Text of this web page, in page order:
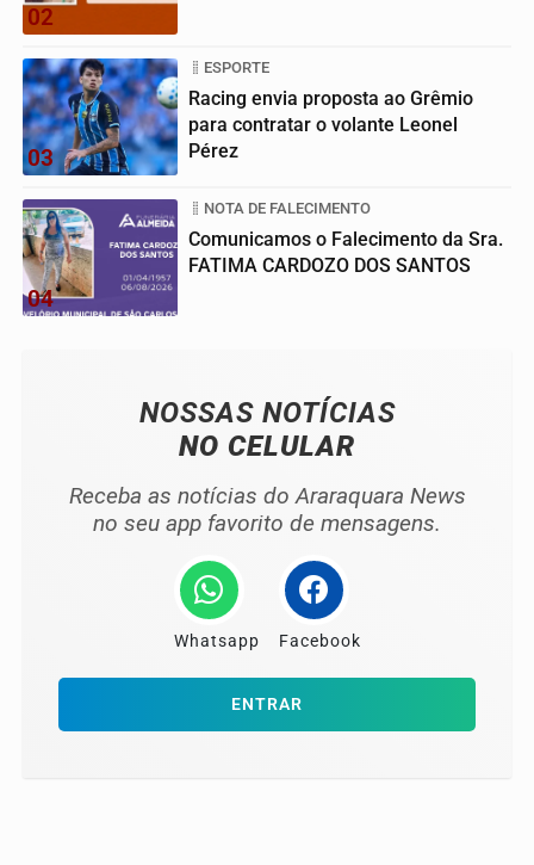
02
03
ESPORTE
Racing envia proposta ao Grêmio
para contratar o volante Leonel
Pérez
04
NOTA DE FALECIMENTO
Comunicamos o Falecimento da Sra.
FATIMA CARDOZO DOS SANTOS
NOSSAS NOTÍCIAS
NO CELULAR
Receba as notícias do Araraquara News
no seu app favorito de mensagens.
Whatsapp Facebook
ENTRAR